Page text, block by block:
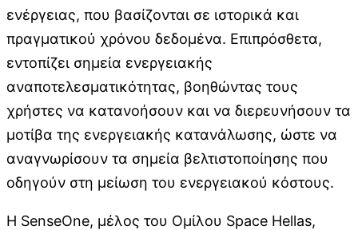
ενέργειας, που βασίζονται σε ιστορικά και
πραγματικού χρόνου δεδομένα. Επιπρόσθετα,
εντοπίζει σημεία ενεργειακής
αναποτελεσματικότητας, βοηθώντας τους
χρήστες να κατανοήσουν και να διερευνήσουν τα
μοτίβα της ενεργειακής κατανάλωσης, ώστε να
αναγνωρίσουν τα σημεία βελτιστοποίησης που
οδηγούν στη μείωση του ενεργειακού κόστους.
Η SenseOne, μέλος του Ομίλου Space Hellas,